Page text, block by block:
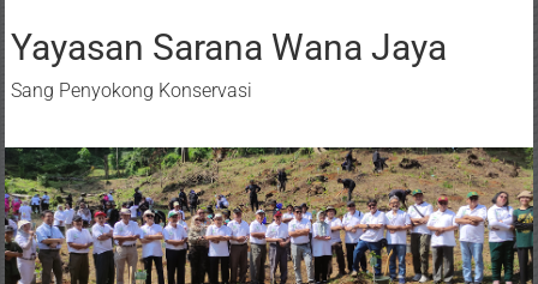
Yayasan Sarana Wana Jaya
Sang Penyokong Konservasi